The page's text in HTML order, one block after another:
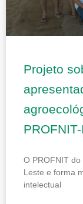
Projeto
O PROFNIT
Leste e forma
intelectual